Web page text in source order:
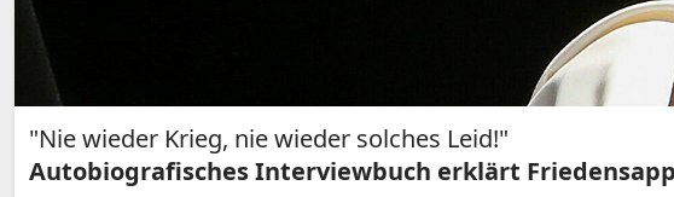
"Nie wieder Krieg, nie wieder solches Leid!"
Autobiografisches Interviewbuch erklärt